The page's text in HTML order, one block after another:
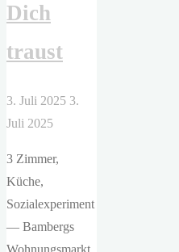
Dich
traust
3. Juli 2025 3.
Juli 2025
3 Zimmer,
Küche,
Sozialexperiment
— Bambergs
Wohnungsmarkt